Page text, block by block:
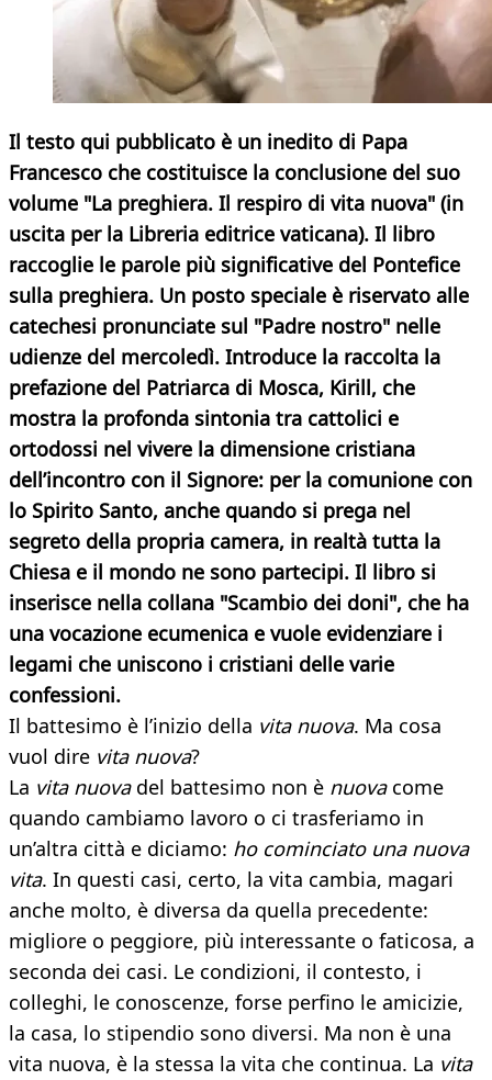
Il testo qui pubblicato è un inedito di Papa
Francesco che costituisce la conclusione del suo
volume "La preghiera. Il respiro di vita nuova" (in
uscita per la Libreria editrice vaticana). Il libro
raccoglie le parole più significative del Pontefice
sulla preghiera. Un posto speciale è riservato alle
catechesi pronunciate sul "Padre nostro" nelle
udienze del mercoledì. Introduce la raccolta la
prefazione del Patriarca di Mosca, Kirill, che
mostra la profonda sintonia tra cattolici e
ortodossi nel vivere la dimensione cristiana
dell’incontro con il Signore: per la comunione con
lo Spirito Santo, anche quando si prega nel
segreto della propria camera, in realtà tutta la
Chiesa e il mondo ne sono partecipi. Il libro si
inserisce nella collana "Scambio dei doni", che ha
una vocazione ecumenica e vuole evidenziare i
legami che uniscono i cristiani delle varie
confessioni.
Il battesimo è l’inizio della vita nuova. Ma cosa
vuol dire vita nuova?
La vita nuovadel battesimo non è nuovacome
quando cambiamo lavoro o ci trasferiamo in
un’altra città e diciamo: ho cominciato una nuova
vita. In questi casi, certo, la vita cambia, magari
anche molto, è diversa da quella precedente:
migliore o peggiore, più interessante o faticosa, a
seconda dei casi. Le condizioni, il contesto, i
colleghi, le conoscenze, forse perfino le amicizie,
la casa, lo stipendio sono diversi. Ma non è una
vita nuova, è la stessa la vita che continua. La vita